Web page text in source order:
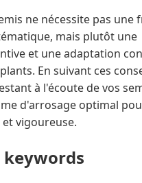
ne nécessite pas une
mais plutôt une
et une adaptation
En suivant ces
à l'écoute de vos
d'arrosage optimal
vigoureuse.
keywords